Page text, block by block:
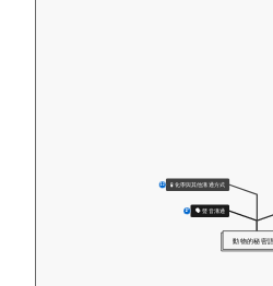
🗣️ 聲音溝通
17
🧪 化學與其他溝通方式
12
動物的秘密